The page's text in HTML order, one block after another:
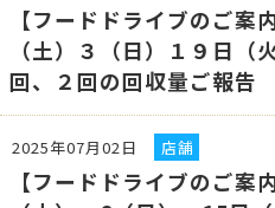
【フードドライブのご案
（土）３（日）１９日（
回、２回の回収量ご報告
2025年07月02日 店舗
【フードドライブのご案